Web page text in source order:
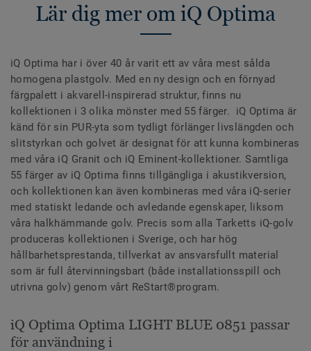
Lär dig mer om iQ Optima
iQ Optima har i över 40 år varit ett av våra mest sålda
homogena plastgolv. Med en ny design och en förnyad
färgpalett i akvarell-inspirerad struktur, finns nu
kollektionen i 3 olika mönster med 55 färger. iQ Optima är
känd för sin PUR-yta som tydligt förlänger livslängden och
slitstyrkan och golvet är designat för att kunna kombineras
med våra iQ Granit och iQ Eminent-kollektioner. Samtliga
55 färger av iQ Optima finns tillgängliga i akustikversion,
och kollektionen kan även kombineras med våra iQ-serier
med statiskt ledande och avledande egenskaper, liksom
våra halkhämmande golv. Precis som alla Tarketts iQ-golv
produceras kollektionen i Sverige, och har hög
hållbarhetsprestanda, tillverkat av ansvarsfullt material
som är full återvinningsbart (både installationsspill och
utrivna golv) genom vårt ReStart®program.
iQ Optima Optima LIGHT BLUE 0851 passar
för användning i